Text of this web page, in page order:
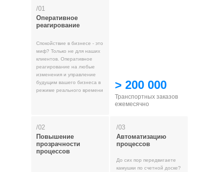
/01
Оперативное
реагирование
Спокойствие в бизнесе - это
миф? Только не для наших
клиентов. Оперативное
реагирование на любые
изменения и управление
будущим вашего бизнеса в
режиме реального времени
> 200 000
Транспортных заказов
ежемесячно
/02
Повышение
прозрачности
процессов
/03
Автоматизацию
процессов
До сих пор передвигаете
камушки по счетной доске?